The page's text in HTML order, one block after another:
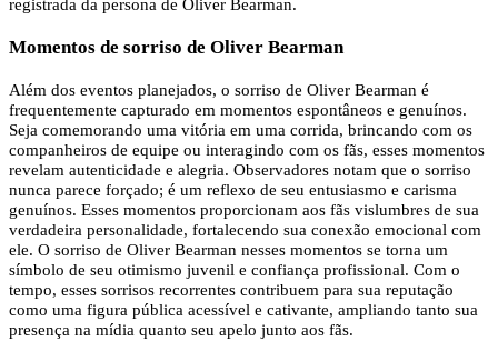
registrada da persona de Oliver Bearman.
Momentos de sorriso de Oliver Bearman
Além dos eventos planejados, o sorriso de Oliver Bearman é
frequentemente capturado em momentos espontâneos e genuínos.
Seja comemorando uma vitória em uma corrida, brincando com os
companheiros de equipe ou interagindo com os fãs, esses momentos
revelam autenticidade e alegria. Observadores notam que o sorriso
nunca parece forçado; é um reflexo de seu entusiasmo e carisma
genuínos. Esses momentos proporcionam aos fãs vislumbres de sua
verdadeira personalidade, fortalecendo sua conexão emocional com
ele. O sorriso de Oliver Bearman nesses momentos se torna um
símbolo de seu otimismo juvenil e confiança profissional. Com o
tempo, esses sorrisos recorrentes contribuem para sua reputação
como uma figura pública acessível e cativante, ampliando tanto sua
presença na mídia quanto seu apelo junto aos fãs.